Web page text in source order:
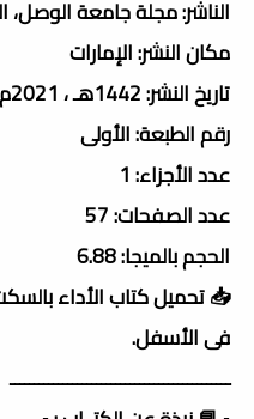
الناشر: مجلة جامعة الوصل،
مكان النشر: الإمارات
تاريخ النشر: 1442هـ ، 2021م
رقم الطبعة: الأولى
عدد الأجزاء: 1
عدد الصفحات: 57
الحجم بالميجا: 6.88
📥 تحميل كتاب الأداء
فى الأسفل.
ــــــــــــــــــــــــــــــــــــــــــــــ